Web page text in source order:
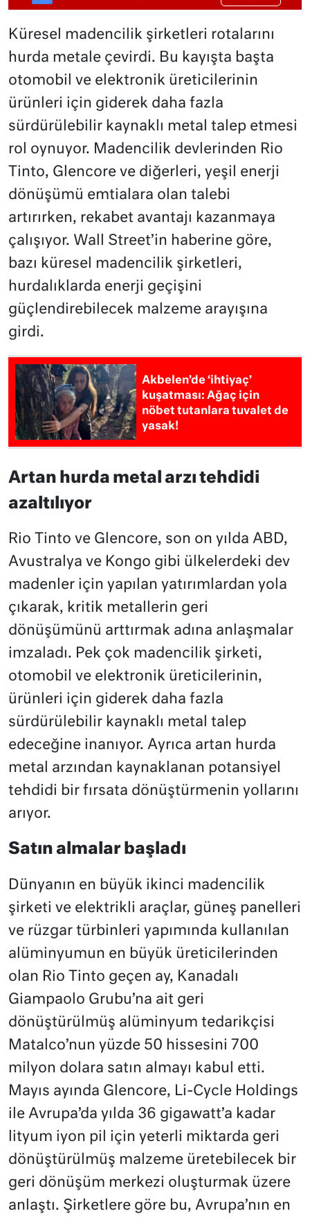
Küresel madencilik şirketleri rotalarını
hurda metale çevirdi. Bu kayışta başta
otomobil ve elektronik üreticilerinin
ürünleri için giderek daha fazla
sürdürülebilir kaynaklı metal talep etmesi
rol oynuyor. Madencilik devlerinden Rio
Tinto, Glencore ve diğerleri, yeşil enerji
dönüşümü emtialara olan talebi
artırırken, rekabet avantajı kazanmaya
çalışıyor. Wall Street’in haberine göre,
bazı küresel madencilik şirketleri,
hurdalıklarda enerji geçişini
güçlendirebilecek malzeme arayışına
girdi.
Akbelen’de ‘ihtiyaç’
kuşatması: Ağaç için
nöbet tutanlara tuvalet de
yasak!
Artan hurda metal arzı tehdidi
azaltılıyor
Rio Tinto ve Glencore, son on yılda ABD,
Avustralya ve Kongo gibi ülkelerdeki dev
madenler için yapılan yatırımlardan yola
çıkarak, kritik metallerin geri
dönüşümünü arttırmak adına anlaşmalar
imzaladı. Pek çok madencilik şirketi,
otomobil ve elektronik üreticilerinin,
ürünleri için giderek daha fazla
sürdürülebilir kaynaklı metal talep
edeceğine inanıyor. Ayrıca artan hurda
metal arzından kaynaklanan potansiyel
tehdidi bir fırsata dönüştürmenin yollarını
arıyor.
Satın almalar başladı
Dünyanın en büyük ikinci madencilik
şirketi ve elektrikli araçlar, güneş panelleri
ve rüzgar türbinleri yapımında kullanılan
alüminyumun en büyük üreticilerinden
olan Rio Tinto geçen ay, Kanadalı
Giampaolo Grubu’na ait geri
dönüştürülmüş alüminyum tedarikçisi
Matalco’nun yüzde 50 hissesini 700
milyon dolara satın almayı kabul etti.
Mayıs ayında Glencore, Li-Cycle Holdings
ile Avrupa’da yılda 36 gigawatt’a kadar
lityum iyon pil için yeterli miktarda geri
dönüştürülmüş malzeme üretebilecek bir
geri dönüşüm merkezi oluşturmak üzere
anlaştı. Şirketlere göre bu, Avrupa’nın en